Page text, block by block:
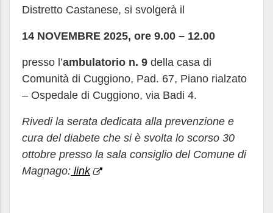
Distretto Castanese, si svolgerà il
14 NOVEMBRE 2025, ore 9.00 – 12.00
presso l’ambulatorio n. 9 della casa di
Comunità di Cuggiono, Pad. 67, Piano rialzato
– Ospedale di Cuggiono, via Badi 4.
Rivedi la serata dedicata alla prevenzione e
cura del diabete che si è svolta lo scorso 30
ottobre presso la sala consiglio del Comune di
Magnago: link